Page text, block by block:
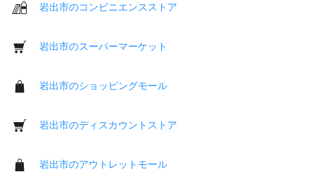
岩出市のコンビニエンスストア
岩出市のスーパーマーケット
岩出市のショッピングモール
岩出市のディスカウントストア
岩出市のアウトレットモール